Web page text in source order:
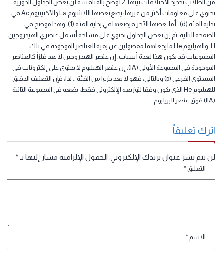
النحاس (II) ينتج راسب ازرق اللون.
الفلك والمدار في الذرة كلمتان مترادفتان والصحيح هو أن الفلك هو
المنطقة التي توجد فيها الإلكترونات في الذرة أو الجزيء. أما المدار فهو
مصطلح أقدم لمسار الإلكترون، لكنه لا يستخدم للإلكترونات الموجودة في
الذرات، لأن الالكترونات ستكون منتشرة في السحابة الإلكترونية.
افتتاحية الدرس1 ذكر الطلاب بأن الجداول الدورية المختلفة تزودنا بمعلومات كثيرة
ويمكنك عرض أنواع مختلفة من الجداول الدورية على السبورة، ثم اطلب
من الطلاب تحديد الاختلافات بينها. 2 أوضح بالمناقشة أن بعض الجداول الدورية
تحتوي على معلومات أكثر من غيرها: يضع بعضها اللانثنيوم La والأكتينيوم Ac في
قد يكون هذا لعدة أسباب: إن عنصر الهيدروجين لا يعد فلزاً كالعناصر
المستوى الفرعي (p) وبالتالي، فهو لا يعد جزءا من الفئة .. لذا، فإن التصنيف الدقيق
للهيليوم He الذي يكون وفقا لتوزيعه الإلكتروني فقط، يضعه في المجموعة الثانية
يتم نشر عنوان بريدك الإلكتروني.